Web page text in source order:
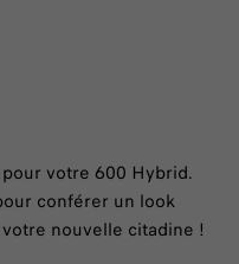
votre 600 Hybrid.
conférer un look
nouvelle citadine !